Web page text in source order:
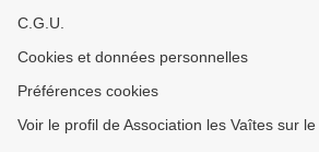
C.G.U.
Cookies et données personnelles
Préférences cookies
Voir le profil de Association les Vaîtes sur